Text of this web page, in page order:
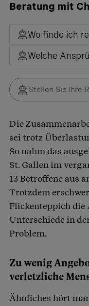
Beratung mit
Wo finde ich
Welche
Die
sei trotz
So nahm das
St. Gallen im
13 Betroffene aus
Trotzdem
Flickenteppich die
Unterschiede in
Problem.
Zu wenig
verletzliche
Ähnliches hört